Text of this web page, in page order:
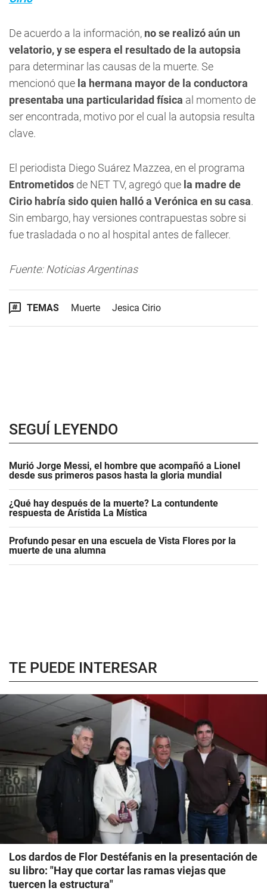
De acuerdo a la información, no se realizó aún un
velatorio, y se espera el resultado de la autopsia
para determinar las causas de la muerte. Se
mencionó que la hermana mayor de la conductora
presentaba una particularidad física al momento de
ser encontrada, motivo por el cual la autopsia resulta
clave.
El periodista Diego Suárez Mazzea, en el programa
Entrometidos de NET TV, agregó que la madre de
Cirio habría sido quien halló a Verónica en su casa.
Sin embargo, hay versiones contrapuestas sobre si
fue trasladada o no al hospital antes de fallecer.
Fuente: Noticias Argentinas
TEMAS Muerte Jesica Cirio
SEGUÍ LEYENDO
Murió Jorge Messi, el hombre que acompañó a Lionel
desde sus primeros pasos hasta la gloria mundial
¿Qué hay después de la muerte? La contundente
respuesta de Arístida La Mística
Profundo pesar en una escuela de Vista Flores por la
muerte de una alumna
TE PUEDE INTERESAR
Los dardos de Flor Destéfanis en la presentación de
su libro: "Hay que cortar las ramas viejas que
tuercen la estructura"